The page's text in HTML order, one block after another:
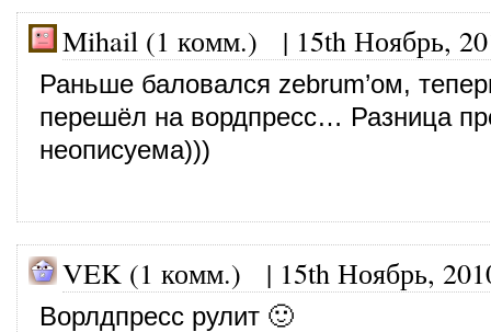
Mihail (1 комм.) | 15th Ноябрь,
Раньше баловался zebrum’ом,
перешёл на вордпресс… Разница
неописуема)))
VEK (1 комм.) | 15th Ноябрь,
Ворлдпресс рулит 🙂